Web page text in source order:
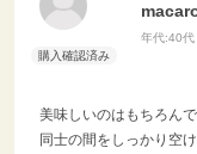
年代:40代
美味しいのはもちろん
同士の間をしっかり空